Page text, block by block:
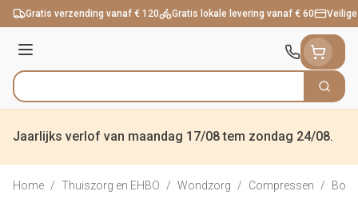
Ga naar de inhoud
Gratis verzending vanaf € 120 Gratis lokale levering vanaf € 60
Menu
Product, merk, categorie... Zoek
Jaarlijks verlof van maandag 17/08 tem zondag 24/08.
Home / Thuiszorg en EHBO / Wondzorg / Compressen /